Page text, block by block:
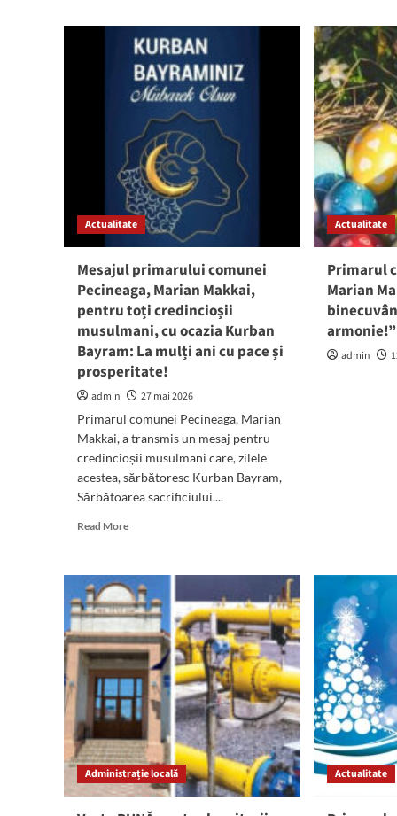
din
Pecineaga,
în
ședință:
Iată
proiecte
află
pe
ordinea
de
întâlnirii
din
în
Ce
vor
aleșii
Actualitate
Mesajul primarului comunei
Pecineaga, Marian Makkai,
pentru toți credincioșii
musulmani, cu ocazia Kurban
Bayram: La mulți ani cu pace și
prosperitate!
admin
27 mai 2026
Primarul comunei Pecineaga, Marian
Makkai, a transmis un mesaj pentru
credincioșii musulmani care, zilele
acestea, sărbătoresc Kurban Bayram,
Sărbătoarea sacrificiului....
Read MoreRead
Mesajul
primarului
comunei
Pecineaga,
Marian
Makkai,
pentru
toți
credincioșii
musulmani,
cu
ocazia
Kurban
Bayram:
Actualitate
Primarul
Marian
armonie!”
admin
Administrație locală Actualitate